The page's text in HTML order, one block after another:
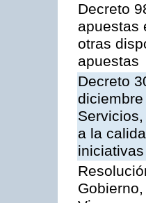
Decreto
apuestas
otras
apuestas
Decreto
a la